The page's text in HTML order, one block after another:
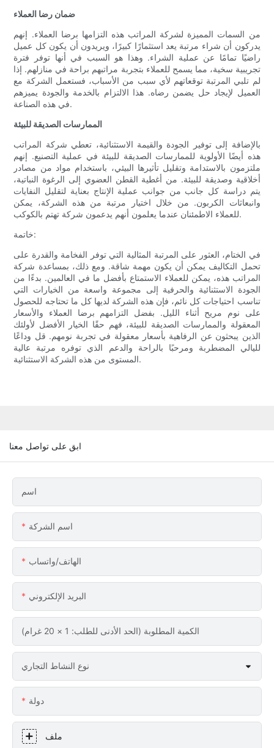
ضمان رضا العملاء
من السمات المميزة لشركة المراتب هذه التزامها برضا العملاء. إنهم
يدركون أن شراء مرتبة يعد استثمارًا كبيرًا، ويريدون أن يكون كل عميل
راضيًا تمامًا عن عملية الشراء. وهذا هو السبب في أنها توفر فترة
تجريبية سخية، مما يسمح للعملاء بتجربة مراتبهم براحة في منازلهم. إذا
لم تلبي المرتبة توقعاتهم لأي سبب من الأسباب، فستعمل الشركة مع
العميل لإيجاد حل يضمن رضاه. هذا الالتزام بالخدمة والجودة يميزهم
في هذه الصناعة.
الممارسات الصديقة للبيئة
بالإضافة إلى توفير الجودة والقيمة الاستثنائية، تعطي شركة المراتب
هذه أيضًا الأولوية للممارسات الصديقة للبيئة في عملية التصنيع. إنهم
ملتزمون بالاستدامة وتقليل تأثيرها البيئي، باستخدام مواد من مصادر
أخلاقية وصديقة للبيئة. من أغطية القطن العضوي إلى الرغوة النباتية،
يتم دراسة كل جانب من جوانب عملية الإنتاج بعناية لتقليل النفايات
وانبعاثات الكربون. من خلال اختيار مرتبة من هذه الشركة، يمكن
للعملاء الاطمئنان عندما يعلمون أنهم يدعمون شركة تهتم بالكوكب.
خاتمة:
في الختام، العثور على المرتبة المثالية التي توفر الفخامة والقدرة على
تحمل التكاليف يمكن أن يكون مهمة شاقة. ومع ذلك، بمساعدة شركة
المراتب هذه، يمكن للعملاء الاستمتاع بأفضل ما في العالمين. بدءًا من
الجودة الاستثنائية والحرفية إلى مجموعة واسعة من الخيارات التي
تناسب احتياجات كل نائم، فإن هذه الشركة لديها كل ما تحتاجه للحصول
على نوم مريح أثناء الليل. بفضل التزامهم برضا العملاء والأسعار
المعقولة والممارسات الصديقة للبيئة، فهم حقًا الخيار الأفضل لأولئك
الذين يبحثون عن الرفاهية بأسعار معقولة في تجربة نومهم. قل وداعًا
لليالي المضطربة ومرحبًا بالراحة والدعم الذي توفره مرتبة عالية
المستوى من هذه الشركة الاستثنائية.
ابق على تواصل معنا
اسم
اسم الشركة
الهاتف/واتساب
البريد الإلكتروني
الكمية المطلوبة (الحد الأدنى للطلب: 1 × 20 غرام)
نوع النشاط التجاري
دولة
ملف